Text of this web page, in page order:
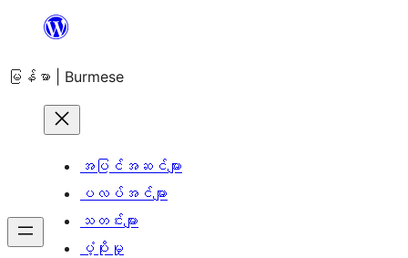
အကြောင်းအရာ
ကျော်သွား
မြန်မာ | Burmese
အပြင်အဆင်များ
ပလပ်အင်များ
သတင်းများ
ပံ့ပိုးမှု